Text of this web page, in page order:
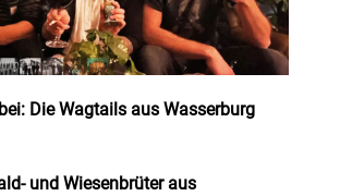
Die Wagtails aus Wasserburg
und Wiesenbrüter aus